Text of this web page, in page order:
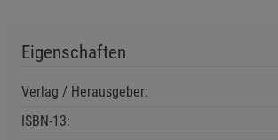
Eigenschaften
Verlag / Herausgeber:
ISBN-13:
Zurück